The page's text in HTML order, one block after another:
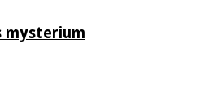
mysterium